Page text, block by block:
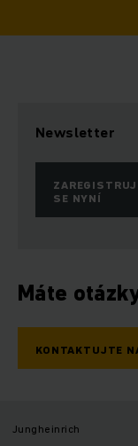
Newsletter
SE NYNÍ
Máte
KONTAKTUJTE
Jungheinrich